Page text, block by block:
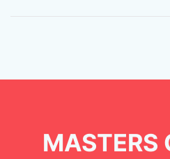
MASTERS